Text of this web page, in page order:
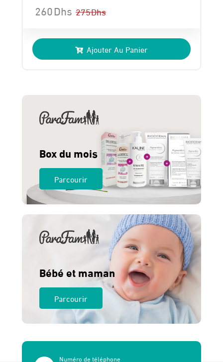
275Dhs
prix
initial
était :
260Dhs
prix
actuel
est :
Ajouter Au Panier
Box du mois
Parcourir
Bébé et maman
Parcourir
Numéro de téléphone